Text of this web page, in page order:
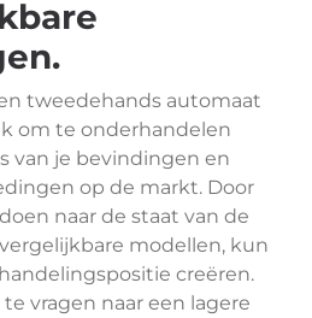
tweedehands automaat
om te onderhandelen
van je bevindingen en
op de markt. Door
naar de staat van de
modellen, kun
creëren.
vragen naar een lagere